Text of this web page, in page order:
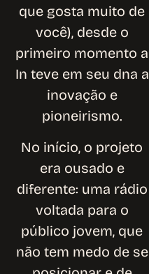
que gosta muito de
você), desde o
primeiro momento a
In teve em seu dna a
inovação e
pioneirismo.
No início, o projeto
era ousado e
diferente: uma rádio
voltada para o
público jovem, que
não tem medo de se